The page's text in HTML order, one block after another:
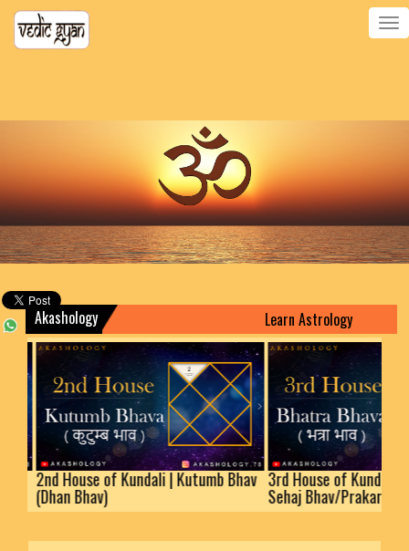
Toggle
Akashology Learn Astrology
House of Kundali | Kutumb Bhav
Bhav)
3rd House of Kundali |
Sehaj Bhav/Prakaram